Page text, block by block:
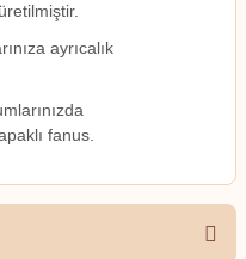
ayrıcalık
fanus.